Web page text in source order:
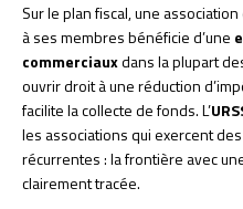
Sur le plan fiscal, une
à ses membres bénéficie d’une
commerciauxdans la plupart
ouvrir droit à une réduction
facilite la collecte de fonds. L’
les associations qui exercent
récurrentes : la frontière avec
clairement tracée.